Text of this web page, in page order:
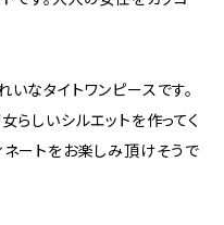
なタイトワンピースです。
らしいシルエットを作ってく
ネートをお楽しみ頂けそうで